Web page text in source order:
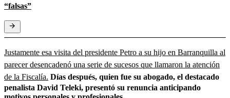
“falsas”
Justamente esa visita del presidente Petro a su hijo en Barranquilla al
parecer desencadenó una serie de sucesos que llamaron la atención
de la Fiscalía. Días después, quien fue su abogado, el destacado
penalista David Teleki, presentó su renuncia anticipando